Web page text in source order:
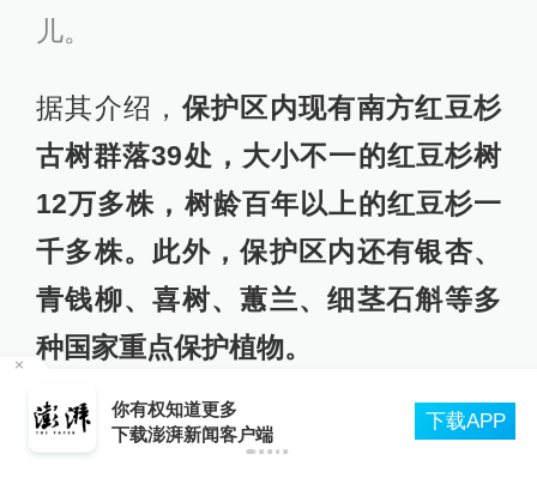
儿。
据其介绍，保护区内现有南方红豆杉
古树群落39处，大小不一的红豆杉树
12万多株，树龄百年以上的红豆杉一
千多株。此外，保护区内还有银杏、
青钱柳、喜树、蕙兰、细茎石斛等多
种国家重点保护植物。
郑乃员仍然奔走在路上，按他的愿
你有权知道更多
下载澎湃新闻客户端
下载APP